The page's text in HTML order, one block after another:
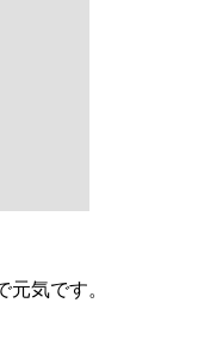
気です。